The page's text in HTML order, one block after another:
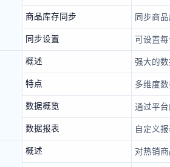
商品库存同步 同步商
同步设置 可设置
概述 强大的
特点 多维度
数据概览 通过平
数据报表 自定义
概述 对热销